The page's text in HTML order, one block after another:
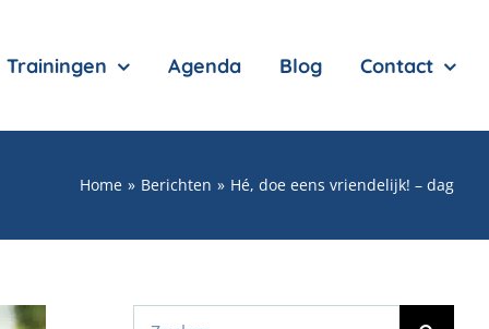
Trainingen Agenda Blog Contact
Home Berichten Hé, doe eens vriendelijk! – dag
Zoeken